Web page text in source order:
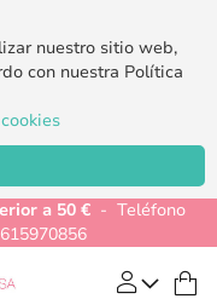
nuestro sitio web,
con nuestra Política
a 50 €- Teléfono